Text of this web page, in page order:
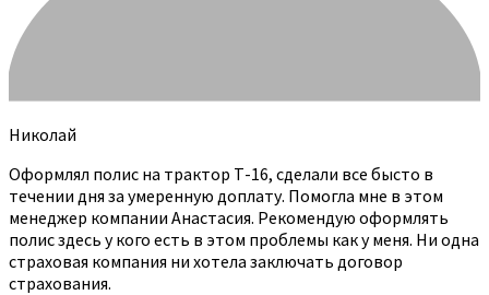
Николай
Оформлял полис на трактор Т-16, сделали все бысто в
течении дня за умеренную доплату. Помогла мне в этом
менеджер компании Анастасия. Рекомендую оформлять
полис здесь у кого есть в этом проблемы как у меня. Ни одна
страховая компания ни хотела заключать договор
страхования.